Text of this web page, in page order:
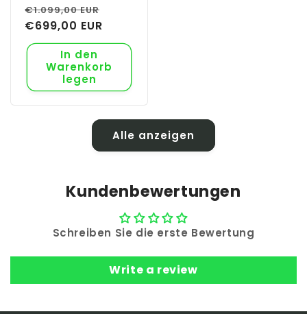
Normaler
Preis
€1.099,00 EUR
€699,00 EUR
In den
Warenkorb
legen
Alle anzeigen
Kundenbewertungen
Schreiben Sie die erste Bewertung
Write a review